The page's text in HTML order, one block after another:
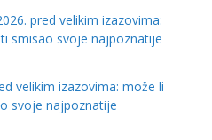
pred velikim izazovima:
smisao svoje najpoznatije
velikim izazovima: može li
svoje najpoznatije